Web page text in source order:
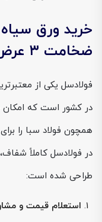
ضخامت ۳ عرض ۱۵۰۰ از فولادسل
فولادسل یکی از
در کشور است که امکان
همچون فولاد سبا را
در فولادسل کاملاً
طراحی شده است:
استعلام قیمت و